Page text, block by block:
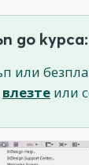
до
или
влезте или